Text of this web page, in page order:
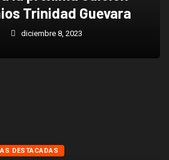
Trinidad Guevara
diciembre 8, 2023
DESTACADAS